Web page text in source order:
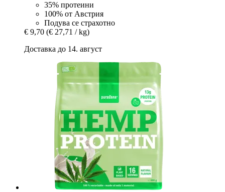
35% протеини
100% от Австрия
Подува се страхотно
€ 9,70 (€ 27,71 / kg)
Доставка до 14. август